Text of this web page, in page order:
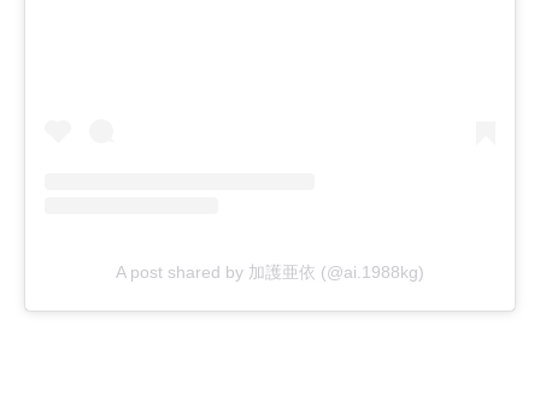
A post shared by 加護亜依 (@ai.1988kg)